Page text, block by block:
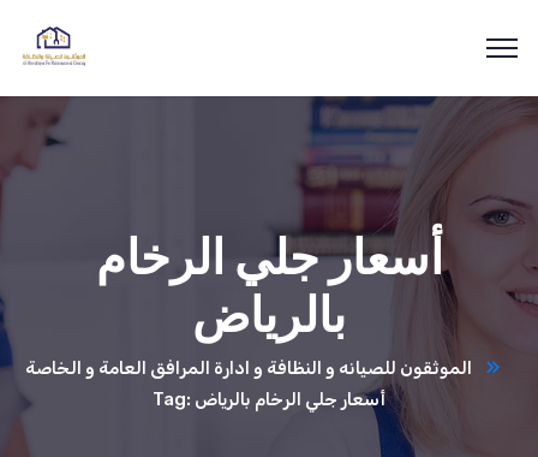
أسعار جلي الرخام
بالرياض
الموثقون للصيانه و النظافة و ادارة المرافق العامة و الخاصة
Tag: أسعار جلي الرخام بالرياض